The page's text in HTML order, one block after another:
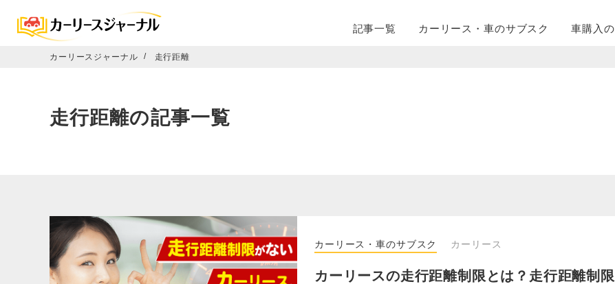
記事一覧 カーリース・車のサブスク 車購入の
カーリースジャーナル 走行距離
走行距離の記事一覧
カーリース・車のサブスク カーリース
カーリースの走行距離制限とは？走行距離制限